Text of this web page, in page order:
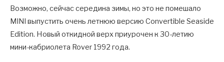
Возможно, сейчас середина зимы, но это не помешало
MINI выпустить очень летнюю версию Convertible Seaside
Edition. Новый откидной верх приурочен к 30-летию
мини-кабриолета Rover 1992 года.